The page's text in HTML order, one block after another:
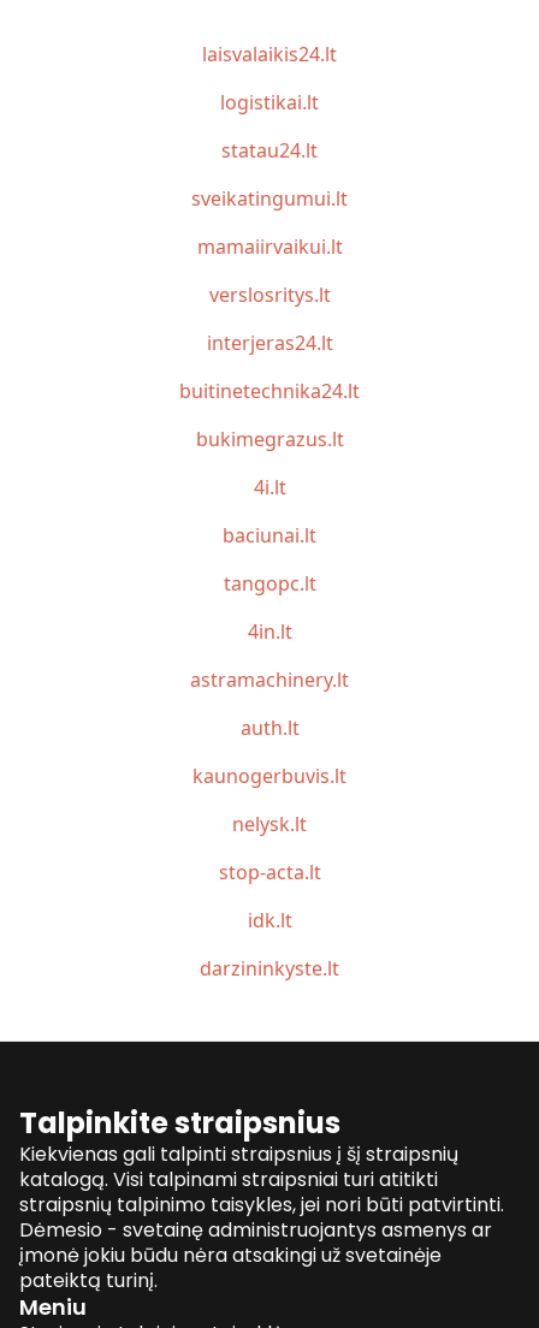
laisvalaikis24.lt
logistikai.lt
statau24.lt
sveikatingumui.lt
mamaiirvaikui.lt
verslosritys.lt
interjeras24.lt
buitinetechnika24.lt
bukimegrazus.lt
4i.lt
baciunai.lt
tangopc.lt
4in.lt
astramachinery.lt
auth.lt
kaunogerbuvis.lt
nelysk.lt
stop-acta.lt
idk.lt
darzininkyste.lt
Talpinkite straipsnius
Kiekvienas gali talpinti straipsnius į šį straipsnių
katalogą. Visi talpinami straipsniai turi atitikti
straipsnių talpinimo taisykles, jei nori būti patvirtinti.
Dėmesio - svetainę administruojantys asmenys ar
įmonė jokiu būdu nėra atsakingi už svetainėje
pateiktą turinį.
Meniu